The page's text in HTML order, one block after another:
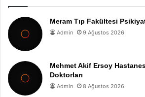
Meram Tıp Fakültesi
Admin 9 Ağustos 2026
Mehmet Akif Ersoy
Doktorları
Admin 8 Ağustos 2026